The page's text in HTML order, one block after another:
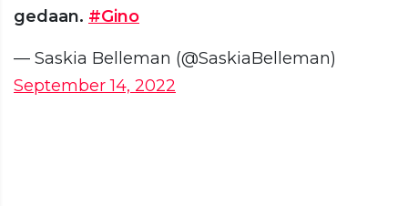
gedaan. #Gino
— Saskia Belleman (@SaskiaBelleman)
September 14, 2022